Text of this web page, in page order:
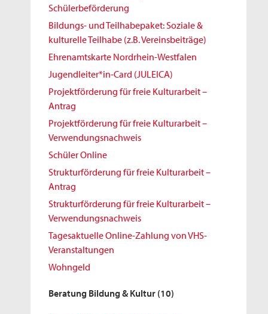
Schülerbeförderung
Bildungs- und Teilhabepaket: Soziale &
kulturelle Teilhabe (z.B. Vereinsbeiträge)
Ehrenamtskarte Nordrhein-Westfalen
Jugendleiter*in-Card (JULEICA)
Projektförderung für freie Kulturarbeit –
Antrag
Projektförderung für freie Kulturarbeit –
Verwendungsnachweis
Schüler Online
Strukturförderung für freie Kulturarbeit –
Antrag
Strukturförderung für freie Kulturarbeit –
Verwendungsnachweis
Tagesaktuelle Online-Zahlung von VHS-
Veranstaltungen
Wohngeld
Beratung Bildung & Kultur (10)